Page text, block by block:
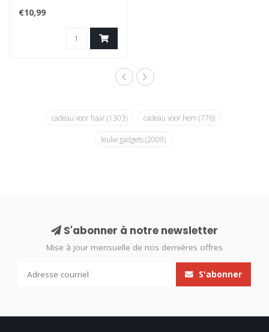
d'entraînement cérébral
rend le passage ..
€10,99
cadeau voor haar(1303) cadeau voor hem (776)
leuke gadgets(2009)
S'abonner à notre newsletter
Mise à jour mensuelle de nos dernières offres
S'abonner